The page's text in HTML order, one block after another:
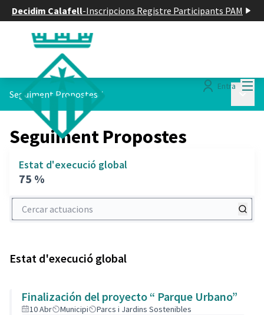
Decidim Calafell-Inscripcions Registre Participants PAM
Entra
Seguiment Propostes /
Seguiment Propostes
Estat d'execució global
75 %
Cercar actuacions
Estat d'execució global
Finalización del proyecto “ Parque Urbano”
10 Abr Municipi Parcs i Jardins Sostenibles